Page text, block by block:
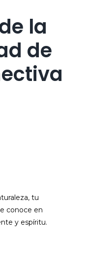
la
de
tu
conoce en
y espíritu.